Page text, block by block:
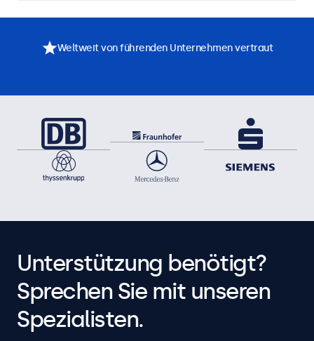
Weltweit von führenden Unternehmen vertraut
Unterstützung benötigt?
Sprechen Sie mit unseren
Spezialisten.